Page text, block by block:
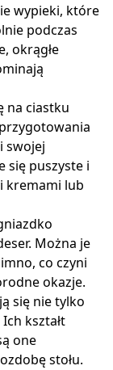
wypieki, które
podczas
okrągłe
na ciastku
swojej
się puszyste i
kremami lub
Można je
co czyni
okazje.
się nie tylko
kształt
one
stołu.